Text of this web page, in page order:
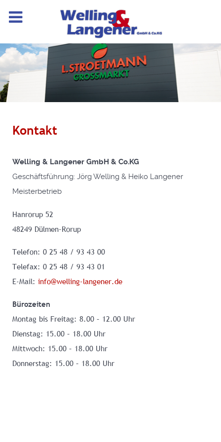
Kontakt
Welling & Langener GmbH & Co.KG
Geschäftsführung: Jörg Welling & Heiko Langener
Meisterbetrieb
Hanrorup 52
48249 Dülmen-Rorup
Telefon: 0 25 48 / 93 43 00
Telefax: 0 25 48 / 93 43 01
E-Mail: info@welling-langener.de
Bürozeiten
Montag bis Freitag: 8.00 – 12.00 Uhr
Dienstag: 15.00 – 18.00 Uhr
Mittwoch: 15.00 – 18.00 Uhr
Donnerstag: 15.00 – 18.00 Uhr